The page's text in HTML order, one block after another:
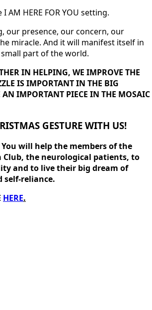
AM HERE FOR YOU setting.
our presence, our concern, our
miracle. And it will manifest itself in
part of the world.
IN HELPING, WE IMPROVE THE
IS IMPORTANT IN THE BIG
AN IMPORTANT PIECE IN THE MOSAIC
GESTURE WITH US!
will help the members of the
Club, the neurological patients, to
and to live their big dream of
self-reliance.
HERE.